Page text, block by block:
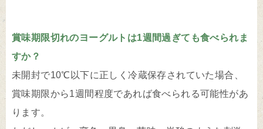
賞味期限切れのヨーグルトは1週間過ぎても食べられま
すか？
未開封で10℃以下に正しく冷蔵保存されていた場合、
賞味期限から1週間程度であれば食べられる可能性があ
ります。